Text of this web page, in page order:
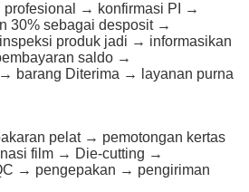
profesional → konfirmasi PI →
30% sebagai desposit →
produk jadi → informasikan
saldo →
barang Diterima → layanan purna
pelat → pemotongan kertas
film → Die-cutting →
→ pengepakan → pengiriman